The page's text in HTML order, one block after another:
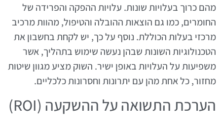
מהם כרוך בעלויות שונות. עלויות ההפקה והפרידה של
החומרים, כמו גם הוצאות ההובלה והטיפול, מהוות מרכיב
מרכזי בעלות הכוללת. נוסף על כך, יש לקחת בחשבון את
הטכנולוגיות השונות שבהן נעשה שימוש בתהליך, אשר
משפיעות על העלויות באופן ישיר. השוק מציע מגוון שיטות
מחזור, כל אחת מהן עם יתרונות וחסרונות כלכליים.
הערכת התשואה על ההשקעה (ROI)